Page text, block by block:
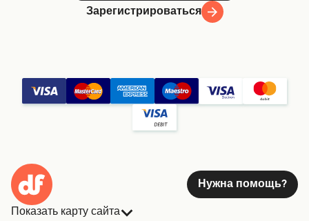
Зарегистрироваться
Нужна помощь?
Показать карту сайта